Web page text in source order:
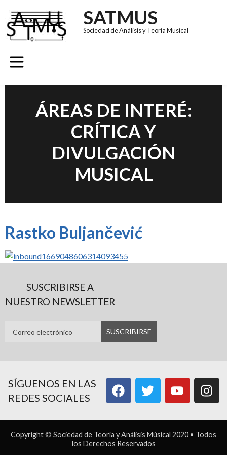
SATMUS
Sociedad de Análisis y Teoría Musical
ÁREAS DE INTERÉ:
CRÍTICA Y
DIVULGACIÓN
MUSICAL
Rastko Buljančević
SUSCRIBIRSE A
NUESTRO NEWSLETTER
SÍGUENOS EN LAS
REDES SOCIALES
Copyright © Sociedad de Teoría y Análisis Músical 2020 • Todos
los Derechos Reservados